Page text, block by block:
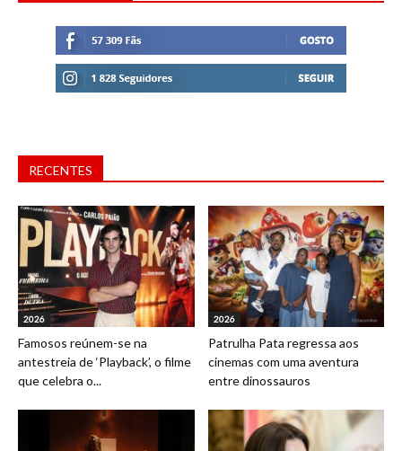
RECENTES
2026
Famosos reúnem-se na
antestreia de ‘Playback’, o filme
que celebra o...
2026
Patrulha Pata regressa aos
cinemas com uma aventura
entre dinossauros